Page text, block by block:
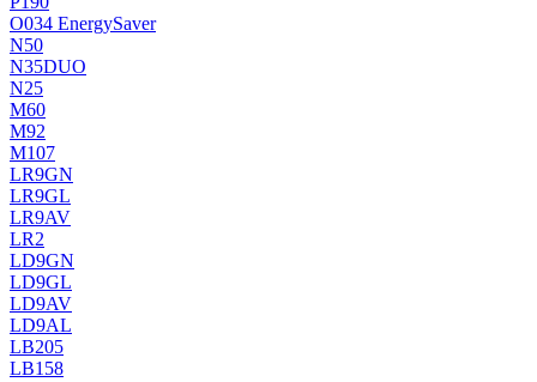
O034 EnergySaver
N50
N35DUO
N25
M60
M92
M107
LR9GN
LR9GL
LR9AV
LR2
LD9GN
LD9GL
LD9AV
LD9AL
LB205
LB158